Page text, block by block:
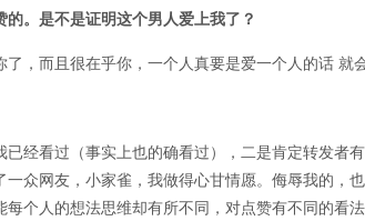
。是不是证明这个男人爱上我了？
，而且很在乎你，一个人真要是爱一个人的话 就
经看过（事实上也的确看过），二是肯定转发者
众网友，小家雀，我做得心甘情愿。侮辱我的，
个人的想法思维却有所不同，对点赞有不同的看